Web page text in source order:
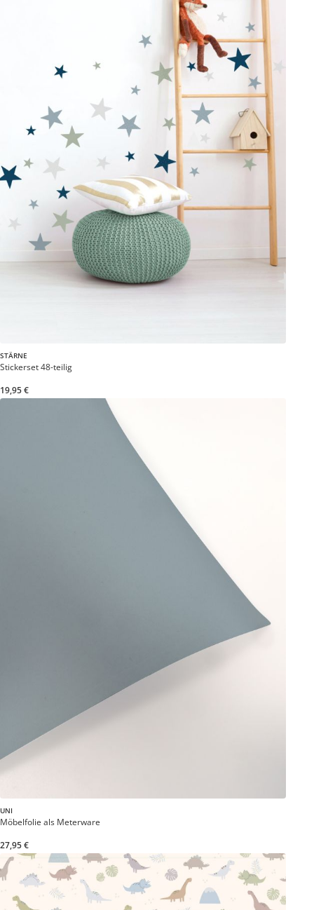
STÄRNE
Stickerset 48-teilig
19,95 €
UNI
Möbelfolie als Meterware
27,95 €